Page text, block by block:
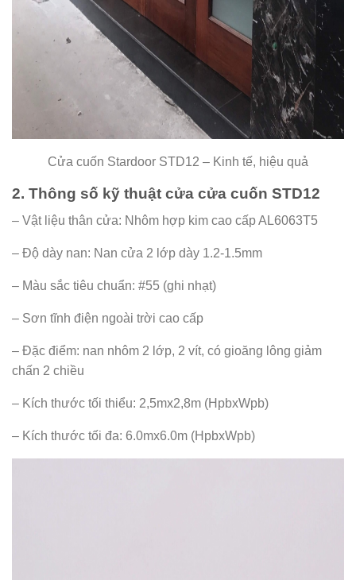
Cửa cuốn Stardoor STD12 – Kinh tế, hiệu quả
2. Thông số kỹ thuật cửa cửa cuốn STD12
– Vật liệu thân cửa: Nhôm hợp kim cao cấp AL6063T5
– Độ dày nan: Nan cửa 2 lớp dày 1.2-1.5mm
– Màu sắc tiêu chuẩn: #55 (ghi nhạt)
– Sơn tĩnh điện ngoài trời cao cấp
– Đặc điểm: nan nhôm 2 lớp, 2 vít, có gioăng lông giảm
chấn 2 chiều
– Kích thước tối thiểu: 2,5mx2,8m (HpbxWpb)
– Kích thước tối đa: 6.0mx6.0m (HpbxWpb)